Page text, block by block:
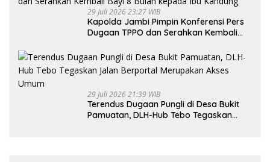
29 Juli 2026 23:27 WIB
Kapolda Jambi Pimpin Konferensi Pers
Dugaan TPPO dan Serahkan Kembali
29 Juli 2026 21:39 WIB
Terendus Dugaan Pungli di Desa Bukit
Pamuatan, DLH-Hub Tebo Tegaskan